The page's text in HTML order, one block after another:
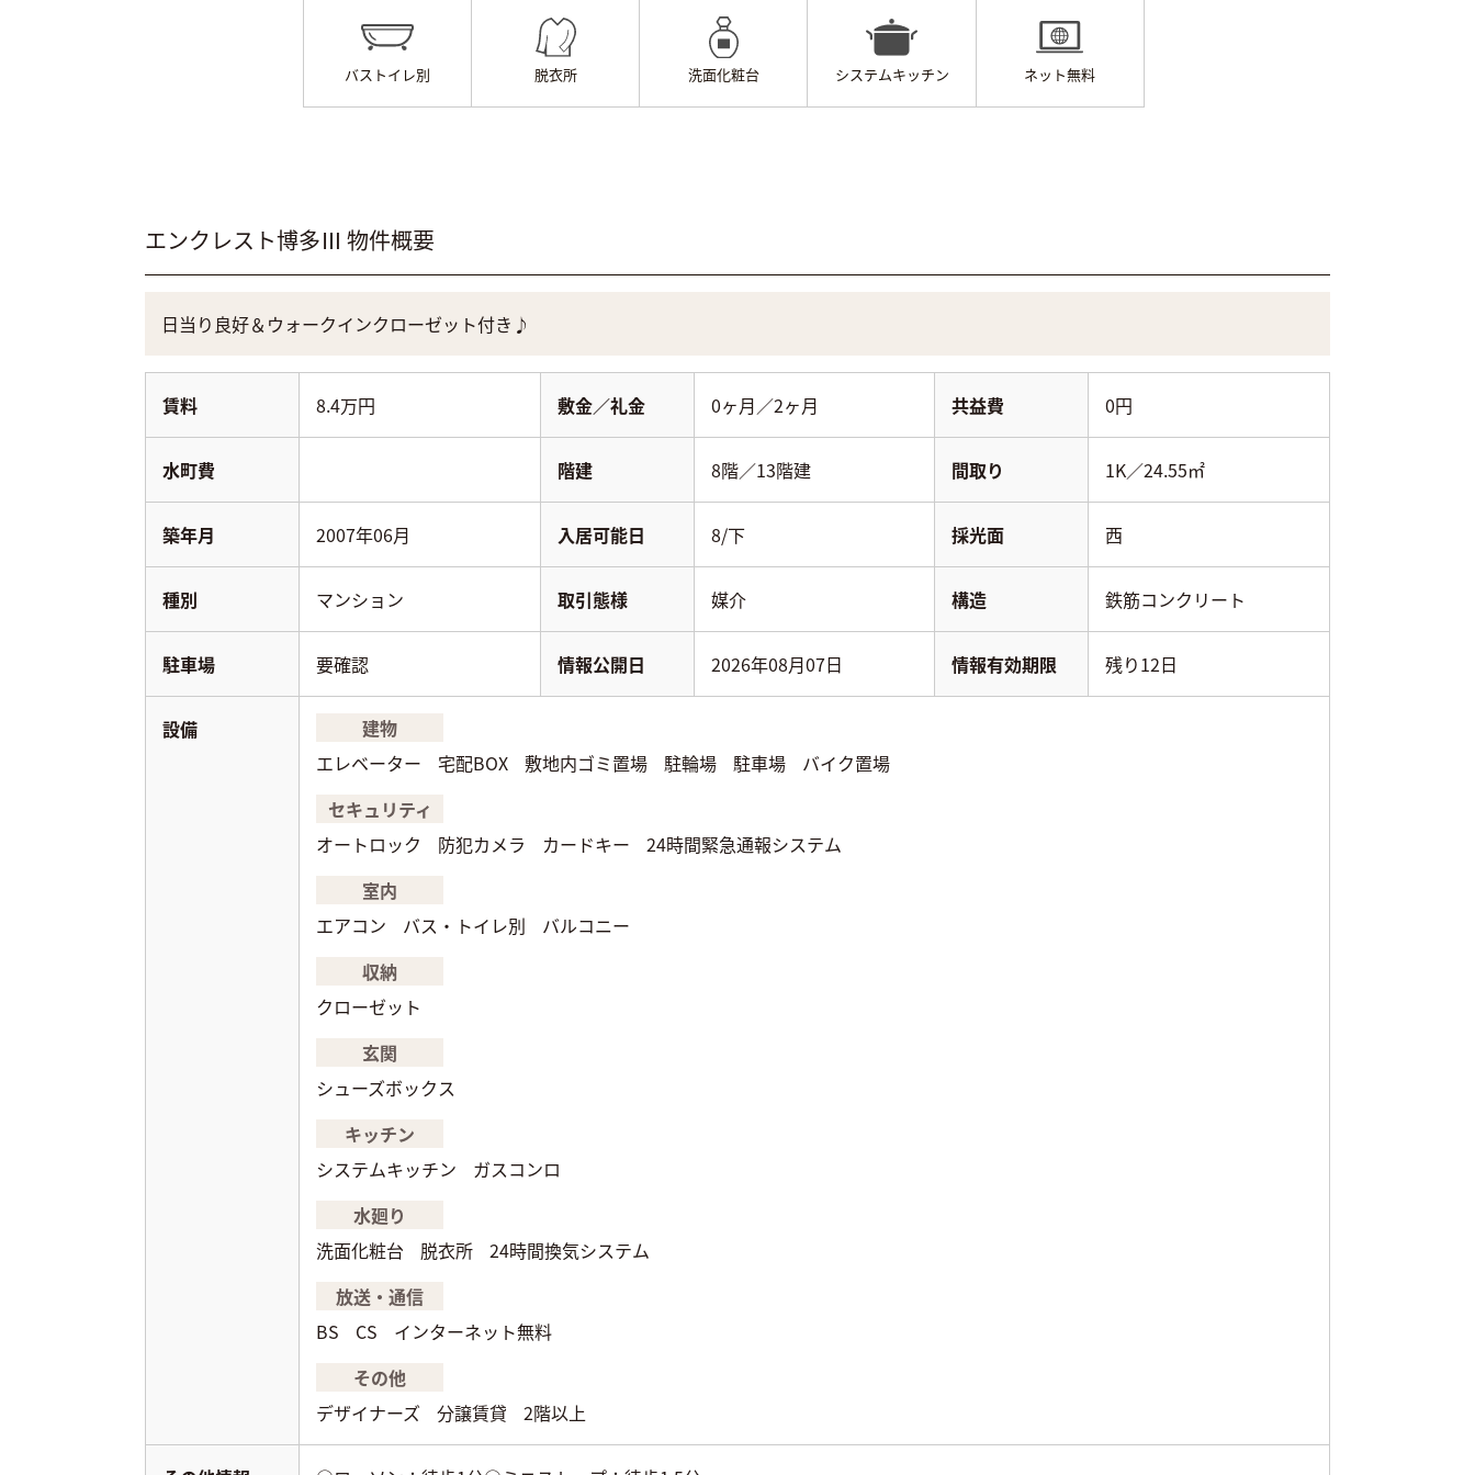
バストイレ別 脱衣所 洗面化粧台 システムキッチン ネット無料
エンクレスト博多Ⅲ 物件概要
日当り良好＆ウォークインクローゼット付き♪
賃料 8.4万円 敷金／礼金 0ヶ月／2ヶ月 共益費 0円
水町費 階建 8階／13階建 間取り 1K／24.55㎡
築年月 2007年06月 入居可能日 8/下 採光面 西
種別 マンション 取引態様 媒介 構造 鉄筋コンクリート
駐車場 要確認 情報公開日 2026年08月07日 情報有効期限 残り12日
設備
建物
エレベーター
宅配BOX 敷地内ゴミ置場 駐輪場 駐車場
バイク置場
セキュリティ
オートロック
防犯カメラ カードキー
24時間緊急通報システム
室内
エアコン
バス・トイレ別
バルコニー
収納
クローゼット
玄関
シューズボックス
キッチン
システムキッチン
ガスコンロ
水廻り
洗面化粧台
脱衣所
24時間換気システム
放送・通信
BS
CS
インターネット無料
その他
デザイナーズ
分譲賃貸 2階以上